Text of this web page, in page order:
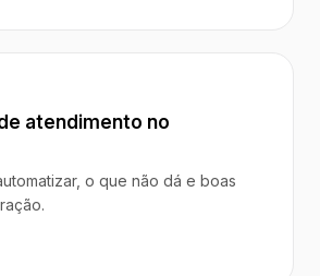
atendimento no
o que não dá e boas